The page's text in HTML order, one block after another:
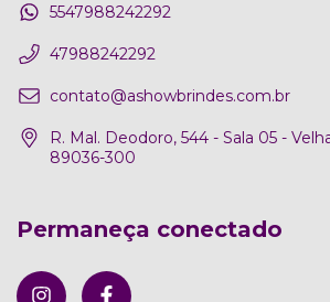
5547988242292
47988242292
contato@ashowbrindes.com.br
R. Mal. Deodoro, 544 - Sala 05 -
89036-300
Permaneça conectado